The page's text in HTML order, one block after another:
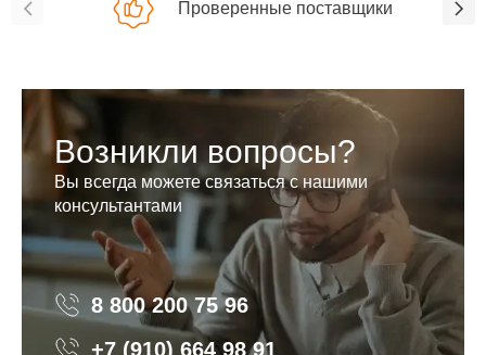
Проверенные поставщики
Возникли вопросы?
Вы всегда можете связаться с нашими
консультантами
8 800 200 75 96 8 800 200 75 96
+7 (910) 664 98 91